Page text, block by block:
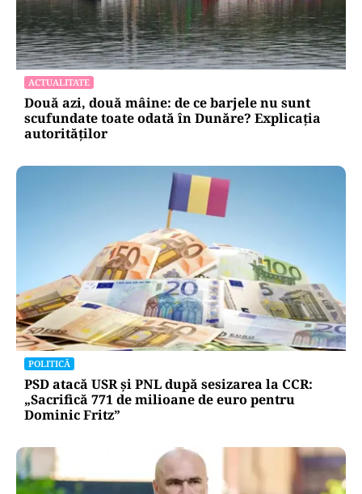
ACTUALITATE
Două azi, două mâine: de ce barjele nu sunt
scufundate toate odată în Dunăre? Explicația
autorităților
POLITICĂ
PSD atacă USR și PNL după sesizarea la CCR:
„Sacrifică 771 de milioane de euro pentru
Dominic Fritz”